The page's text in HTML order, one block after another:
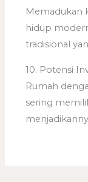
Memadukan
hidup
tradisional
10. Potensi
Rumah
sering